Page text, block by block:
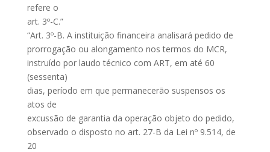
refere o
art. 3º-C.”
“Art. 3º-B. A instituição financeira analisará pedido de
prorrogação ou alongamento nos termos do MCR,
instruído por laudo técnico com ART, em até 60
(sessenta)
dias, período em que permanecerão suspensos os
atos de
excussão de garantia da operação objeto do pedido,
observado o disposto no art. 27-B da Lei nº 9.514, de
20